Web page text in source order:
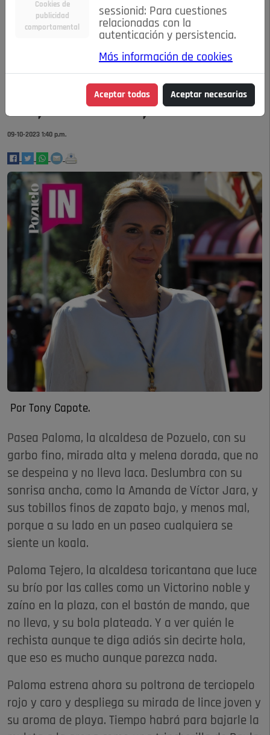
AY, PALOMA, VA POR TI
09-10-2023 1:40 p.m.
Por Tony Capote.
Pasea Paloma, la alcaldesa de Pozuelo, con su
garbo fino, mirada alta y melena dorada, que no
se despeina y no lleva laca. Deslumbra con su
sonrisa ancha, como la Amanda de Víctor Jara, y
sus tobillos finos de zapato bajo, y menos mal,
porque a su lado en un paseo cualquiera se
siente un koala.
Paloma Tejero, la alcaldesa toricantana que luce
su brío por las calles como un Victorino noble y
zaíno en la plaza, con el bastón de mando, que
no lleva, y su bola plateada. Y a ver quién le
rechista aunque te diga adiós sin decirte hola,
que eso es mucho aunque parezca nada.
Paloma estrena ahora su poltrona de terciopelo
rojo y caro y despliega su mirada de lince joven y
su aroma de playa. Tiempo habrá para bajarle la
Cookies de
publicidad
comportamental
sessionid: Para cuestiones
relacionadas con la
autenticación y persistencia.
Más información de cookies
Aceptar todas Aceptar necesarias